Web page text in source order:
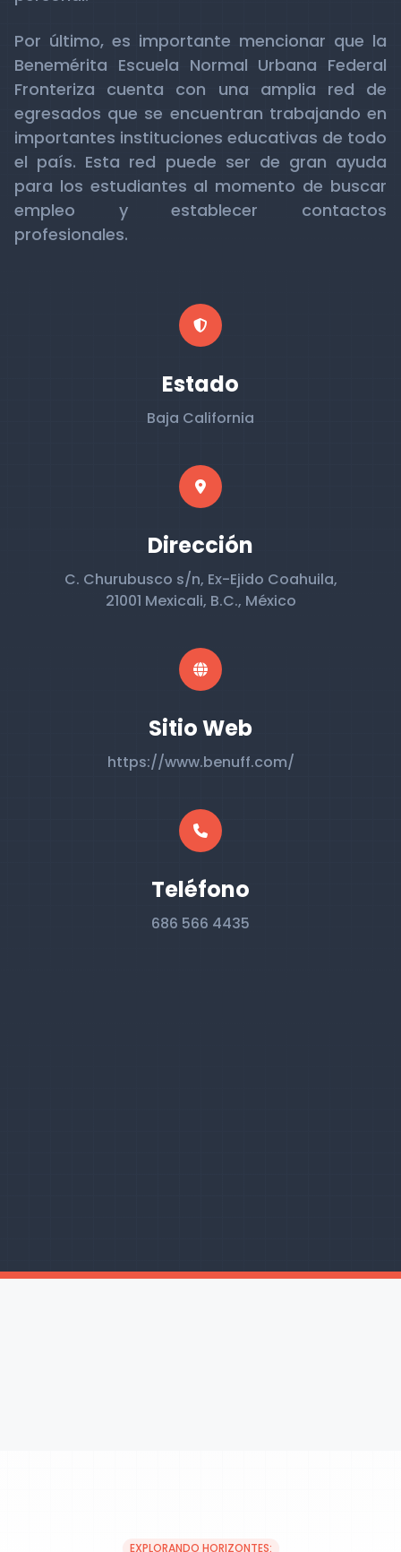
Por último, es importante mencionar que la
Benemérita Escuela Normal Urbana Federal
Fronteriza cuenta con una amplia red de
egresados que se encuentran trabajando en
importantes instituciones educativas de todo
el país. Esta red puede ser de gran ayuda
para los estudiantes al momento de buscar
empleo y establecer contactos
profesionales.
Estado
Baja California
Dirección
C. Churubusco s/n, Ex-Ejido Coahuila,
21001 Mexicali, B.C., México
Sitio Web
https://www.benuff.com/
Teléfono
686 566 4435
EXPLORANDO HORIZONTES: